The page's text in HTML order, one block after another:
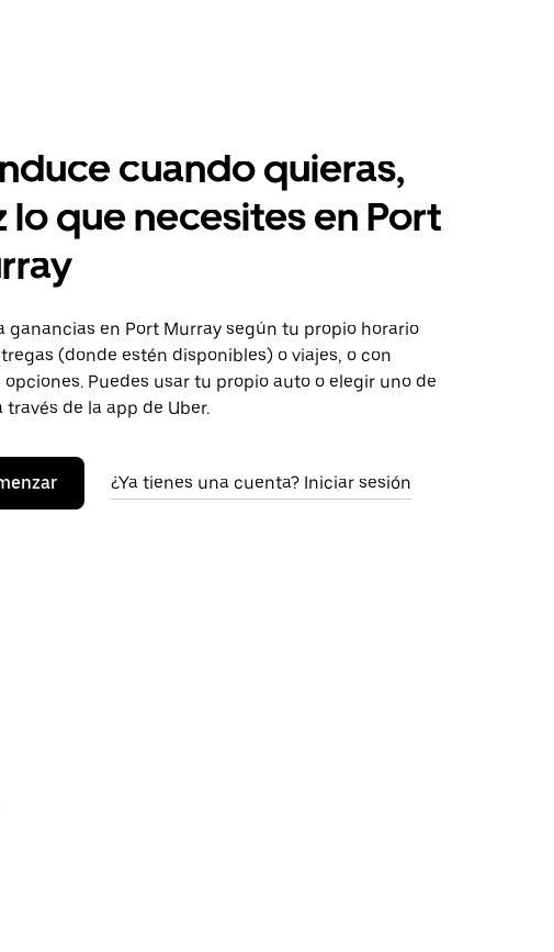
cuando quieras,
lo que necesites en Port
ganancias en Port Murray según tu propio horario
(donde estén disponibles) o viajes, o con
opciones. Puedes usar tu propio auto o elegir uno de
través de la app de Uber.
¿Ya tienes una cuenta? Iniciar sesión